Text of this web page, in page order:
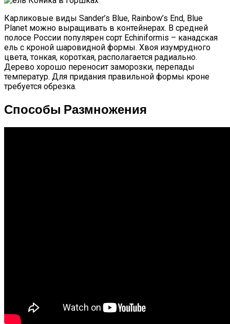
Карликовые виды Sander’s Blue, Rainbow’s End, Blue
Planet можно выращивать в контейнерах. В средней
полосе России популярен сорт Echiniformis – канадская
ель с кроной шаровидной формы. Хвоя изумрудного
цвета, тонкая, короткая, располагается радиально.
Дерево хорошо переносит заморозки, перепады
температур. Для придания правильной формы кроне
требуется обрезка.
Способы Размножения